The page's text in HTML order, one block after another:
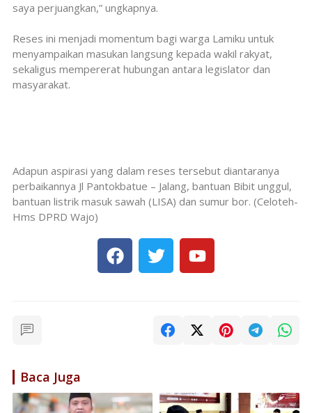
saya perjuangkan,” ungkapnya.
Reses ini menjadi momentum bagi warga Lamiku untuk
menyampaikan masukan langsung kepada wakil rakyat,
sekaligus mempererat hubungan antara legislator dan
masyarakat.
Adapun aspirasi yang dalam reses tersebut diantaranya
perbaikannya Jl Pantokbatue – Jalang, bantuan Bibit unggul,
bantuan listrik masuk sawah (LISA) dan sumur bor. (Celoteh-
Hms DPRD Wajo)
Baca Juga